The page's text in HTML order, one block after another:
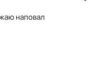
наповал